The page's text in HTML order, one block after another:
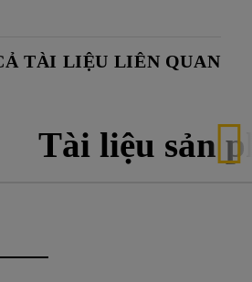
rộng các ứng dụng
giúp giảm đáng kể
TÀI LIỆU LIÊN QUAN
Tài liệu sản